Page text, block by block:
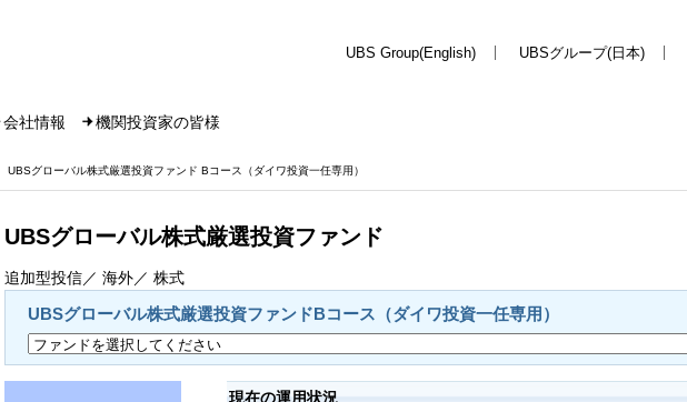
UBS Group(English) UBSグループ(日本)
会社情報 機関投資家の皆様
UBSグローバル株式厳選投資ファンド Bコース（ダイワ投資一任専用）
UBSグローバル株式厳選投資ファンド
追加型投信／ 海外／ 株式
UBSグローバル株式厳選投資ファンドBコース（ダイワ投資一任専用）
現在の運用状況